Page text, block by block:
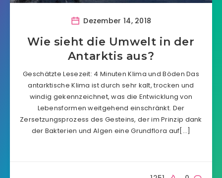
Dezember 14, 2018
Wie sieht die Umwelt in der
Antarktis aus?
Geschätzte Lesezeit: 4 Minuten Klima und Böden Das
antarktische Klima ist durch sehr kalt, trocken und
windig gekennzeichnet, was die Entwicklung von
Lebensformen weitgehend einschränkt. Der
Zersetzungsprozess des Gesteins, der im Prinzip dank
der Bakterien und Algen eine Grundflora auf[…]